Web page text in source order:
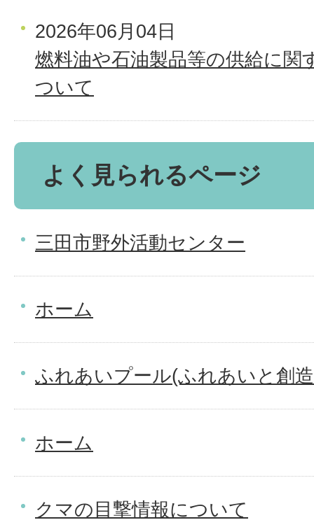
2026年06月04日
燃料油や石油製品等の供給に関
ついて
よく見られるページ
三田市野外活動センター
ホーム
ふれあいプール(ふれあいと創
ホーム
クマの目撃情報について